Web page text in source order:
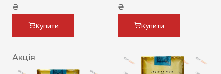
₴
Купити
₴
Купити
Акція